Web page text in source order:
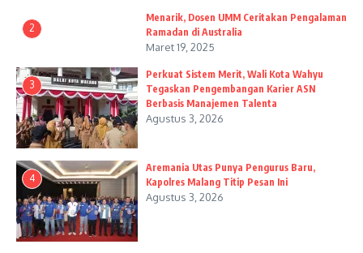
2
Menarik, Dosen UMM Ceritakan Pengalaman
Ramadan di Australia
Maret 19, 2025
3
Perkuat Sistem Merit, Wali Kota Wahyu
Tegaskan Pengembangan Karier ASN
Berbasis Manajemen Talenta
Agustus 3, 2026
4
Aremania Utas Punya Pengurus Baru,
Kapolres Malang Titip Pesan Ini
Agustus 3, 2026